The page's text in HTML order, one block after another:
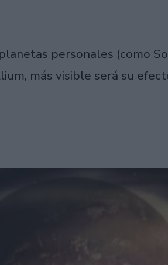
personales (como
más visible será su